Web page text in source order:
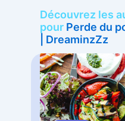
Découvrez les
pour Perde du
| DreaminzZz